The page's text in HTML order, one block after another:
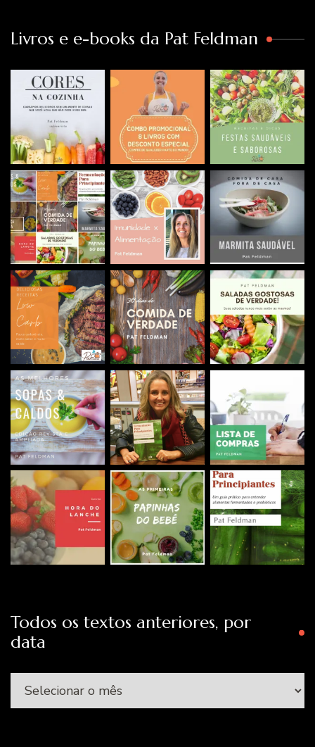
Livros e e-books da Pat Feldman
Todos os textos anteriores, por
data
Todos
os